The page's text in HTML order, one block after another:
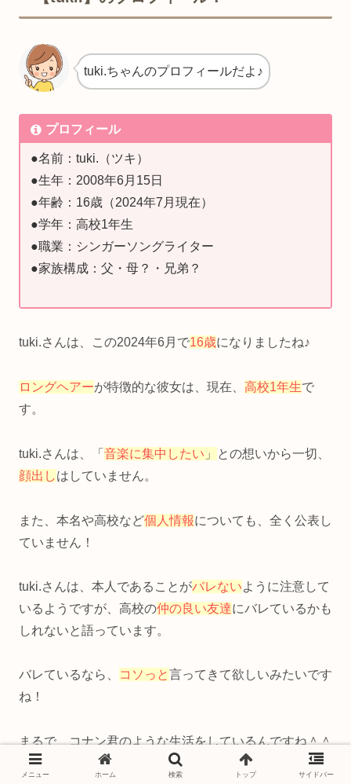
tuki.ちゃんのプロフィールだよ♪
プロフィール
●名前：tuki.（ツキ）
●生年：2008年6月15日
●年齢：16歳（2024年7月現在）
●学年：高校1年生
●職業：シンガーソングライター
●家族構成：父・母？・兄弟？
tuki.さんは、この2024年6月で16歳になりましたね♪
ロングヘアーが特徴的な彼女は、現在、 高校1年生で
す。
tuki.さんは、「 音楽に集中したい 」
との想いから一切、
顔出しはしていません。
また、本名や高校など個人情報についても、全く公表し
ていません！
tuki.さんは、本人であることがバレないように注意して
いるようですが、高校の仲の良い友達にバレているかも
しれないと語っています。
バレているなら、 コソっと言ってきて欲しいみたいです
ね！
まるで、コナン君のような生活をしているんですね＾＾
メニュー ホーム 検索 トップ サイドバー